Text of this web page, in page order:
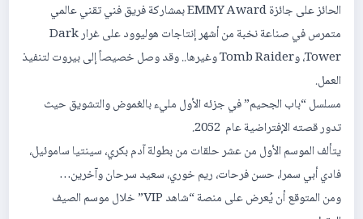
الحائز على جائزة EMMY Award بمشاركة فريق فني تقني عالمي
متمرس في صناعة نخبة من أشهر إنتاجات هوليوود على غرار Dark
Tower، وTomb Raider وغيرها.. وقد وصل خصيصاً إلى بيروت لتنفيذ
العمل.
مسلسل “باب الجحيم” في جزئه الأول مليء بالغموض والتشويق حيث
تدور قصته الإفتراضية عام 2052.
يتألف الموسم الأول من عشر حلقات من بطولة آدم بكري، سينتيا ساموئيل،
فادي أبي سمرا، حسن فرحات، ريم خوري، سعيد سرحان وآخرين…
ومن المتوقع أن يُعرض على منصة “شاهد VIP” خلال موسم الصيف